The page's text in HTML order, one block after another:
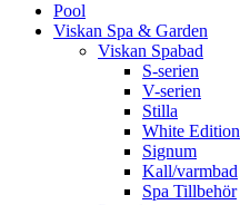
Pool
Viskan Spa & Garden
Viskan Spabad
S-serien
V-serien
Stilla
White Edition
Signum
Kall/varmbad
Spa Tillbehör